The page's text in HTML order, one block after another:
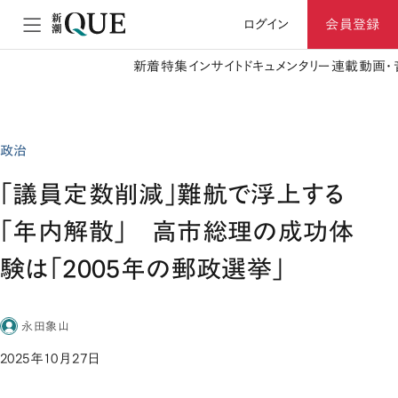
ログイン 会員登録
新着特集 インサイト ドキュメンタリー 連載動画
政治
「議員定数削減」難航で浮上する
「年内解散」 高市総理の成功体
験は「2005年の郵政選挙」
永田象山
2025年10月27日